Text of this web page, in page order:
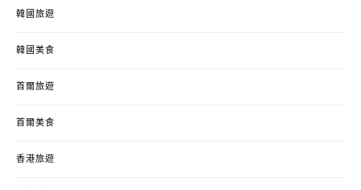
韓國旅遊
韓國美食
首爾旅遊
首爾美食
香港旅遊